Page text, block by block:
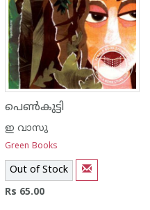
പെണ്‍കുട്ടി
ഇ വാസു
Green Books
Out of Stock
Rs 65.00